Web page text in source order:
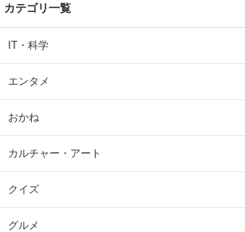
カテゴリ一覧
IT・科学
エンタメ
おかね
カルチャー・アート
クイズ
グルメ